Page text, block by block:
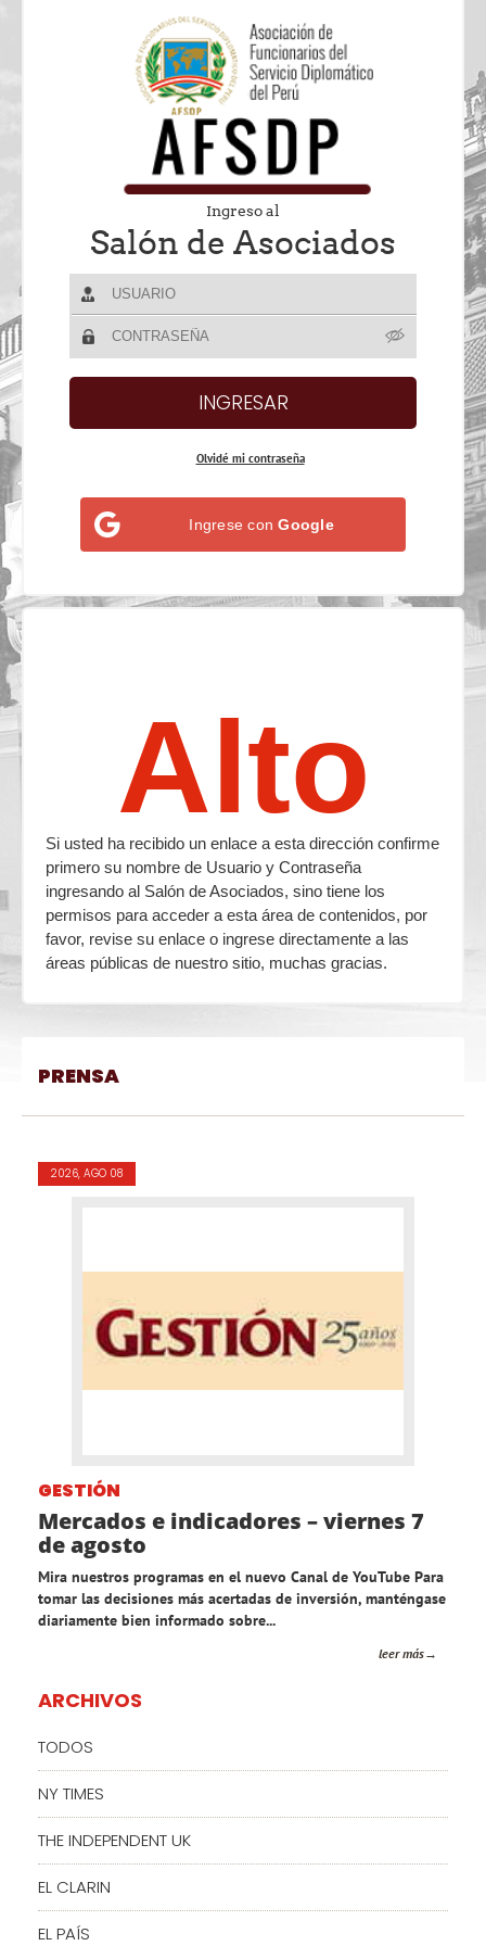
Ingreso al
Salón de Asociados
Olvidé mi contraseña
Ingrese conGoogle
Alto
Si usted ha recibido un enlace a esta dirección confirme
primero su nombre de Usuario y Contraseña
ingresando al Salón de Asociados, sino tiene los
permisos para acceder a esta área de contenidos, por
favor, revise su enlace o ingrese directamente a las
áreas públicas de nuestro sitio, muchas gracias.
PRENSA
2026, AGO 08
GESTIÓN
Mercados e indicadores – viernes 7
de agosto
Mira nuestros programas en el nuevo Canal de YouTube Para
tomar las decisiones más acertadas de inversión, manténgase
diariamente bien informado sobre...
leer más
ARCHIVOS
TODOS
NY TIMES
THE INDEPENDENT UK
EL CLARIN
EL PAÍS